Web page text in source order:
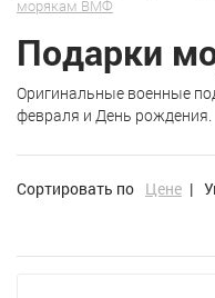
морякам ВМФ
Подарки
Оригинальные военные
февраля и День рождения.
Сортировать по Цене |